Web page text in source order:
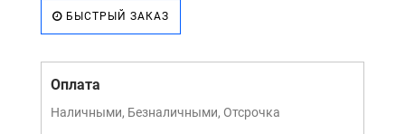
БЫСТРЫЙ ЗАКАЗ
Оплата
Наличными, Безналичными, Отсрочка